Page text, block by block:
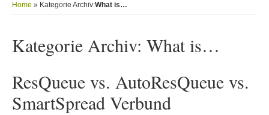
Home » Kategorie Archiv:What is…
Kategorie Archiv: What is…
ResQueue vs. AutoResQueue vs.
SmartSpread Verbund